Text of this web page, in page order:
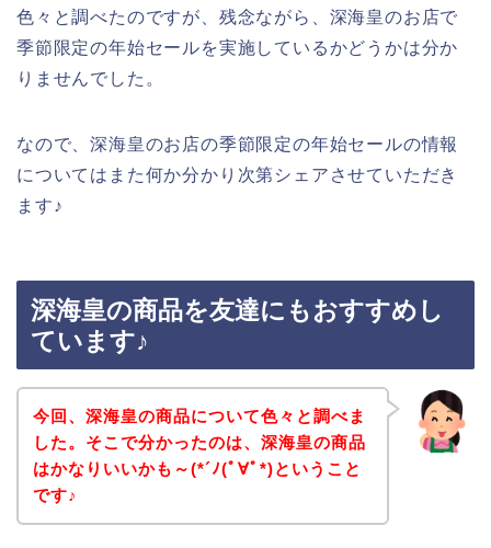
色々と調べたのですが、残念ながら、深海皇のお店で
季節限定の年始セールを実施しているかどうかは分か
りませんでした。
なので、深海皇のお店の季節限定の年始セールの情報
についてはまた何か分かり次第シェアさせていただき
ます♪
深海皇の商品を友達にもおすすめし
ています♪
今回、深海皇の商品について色々と調べま
した。そこで分かったのは、深海皇の商品
はかなりいいかも～(*´ﾉ(ﾟ∀ﾟ*)ということ
です♪